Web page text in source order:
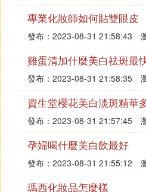
按照膚質來進行劃分，油性
品，乾性膚質選擇保濕滋潤
和不刺激的產品。
按照功效需求來劃分，有抗
衰抗老的產品，有美白需求
品，有高保濕需求的人群選
按照購買預算來進行劃分，
選擇高價的貴婦產品，認為
人可以選擇一些日常的開架產
專業化妝師如何貼雙眼皮
發布：2023-08-31 21:58:43
雞蛋清加什麼美白祛斑最
發布：2023-08-31 21:58:35
資生堂櫻花美白淡斑精華
發布：2023-08-31 21:57:45
孕婦喝什麼美白飲最好
發布：2023-08-31 21:55:12
瑪西化妝品怎麼樣